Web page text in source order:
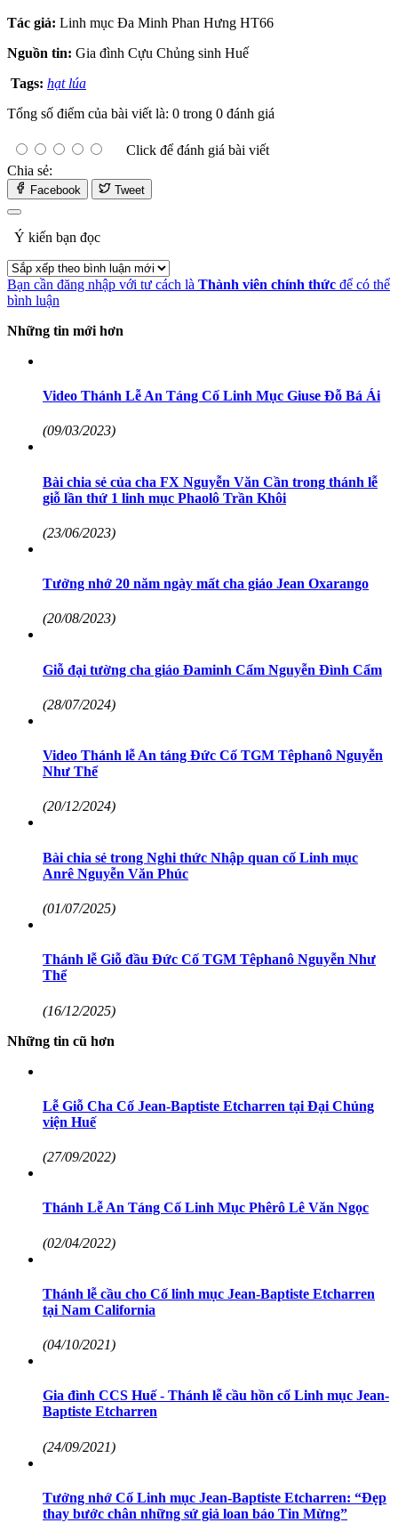
Tác giả: Linh mục Đa Minh Phan Hưng HT66
Nguồn tin: Gia đình Cựu Chủng sinh Huế
Tags: hạt lúa
Tổng số điểm của bài viết là: 0 trong 0 đánh giá
Click để đánh giá bài viết
Chia sẻ:
Facebook Tweet
Ý kiến bạn đọc
Bạn cần đăng nhập với tư cách là Thành viên chính thức để có thể
bình luận
Những tin mới hơn
Video Thánh Lễ An Táng Cố Linh Mục Giuse Đỗ Bá Ái
(09/03/2023)
Bài chia sẻ của cha FX Nguyễn Văn Cần trong thánh lễ
giỗ lần thứ 1 linh mục Phaolô Trần Khôi
(23/06/2023)
Tưởng nhớ 20 năm ngày mất cha giáo Jean Oxarango
(20/08/2023)
Giỗ đại tường cha giáo Đaminh Cẩm Nguyễn Đình Cẩm
(28/07/2024)
Video Thánh lễ An táng Đức Cố TGM Têphanô Nguyễn
Như Thể
(20/12/2024)
Bài chia sẻ trong Nghi thức Nhập quan cố Linh mục
Anrê Nguyễn Văn Phúc
(01/07/2025)
Thánh lễ Giỗ đầu Đức Cố TGM Têphanô Nguyễn Như
Thể
(16/12/2025)
Những tin cũ hơn
Lễ Giỗ Cha Cố Jean-Baptiste Etcharren tại Đại Chủng
viện Huế
(27/09/2022)
Thánh Lễ An Táng Cố Linh Mục Phêrô Lê Văn Ngọc
(02/04/2022)
Thánh lễ cầu cho Cố linh mục Jean-Baptiste Etcharren
tại Nam California
(04/10/2021)
Gia đình CCS Huế - Thánh lễ cầu hồn cố Linh mục Jean-
Baptiste Etcharren
(24/09/2021)
Tưởng nhớ Cố Linh mục Jean-Baptiste Etcharren: “Đẹp
thay bước chân những sứ giả loan báo Tin Mừng”